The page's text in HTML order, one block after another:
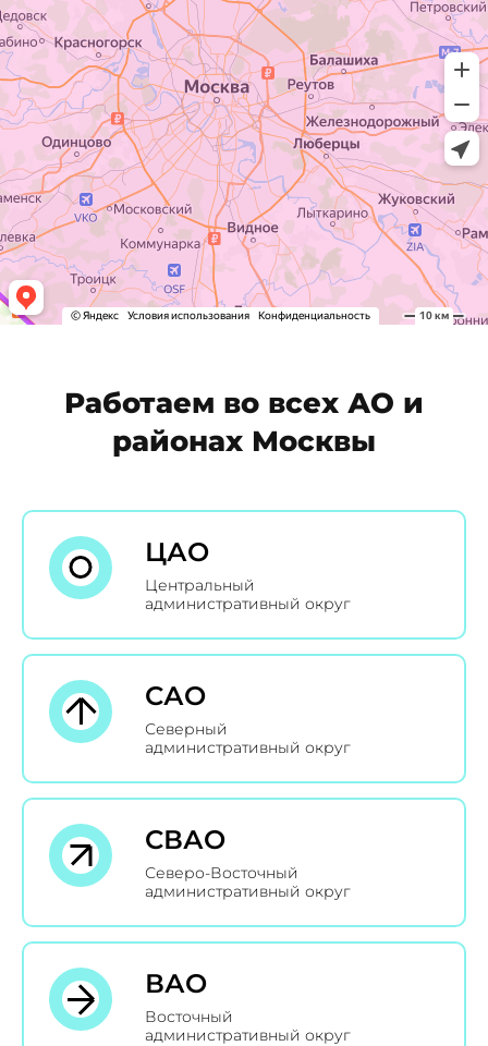
Работаем во всех АО и
районах Москвы
ЦАО
Центральный
административный округ
САО
Северный
административный округ
СВАО
Северо-Восточный
административный округ
ВАО
Восточный
административный округ